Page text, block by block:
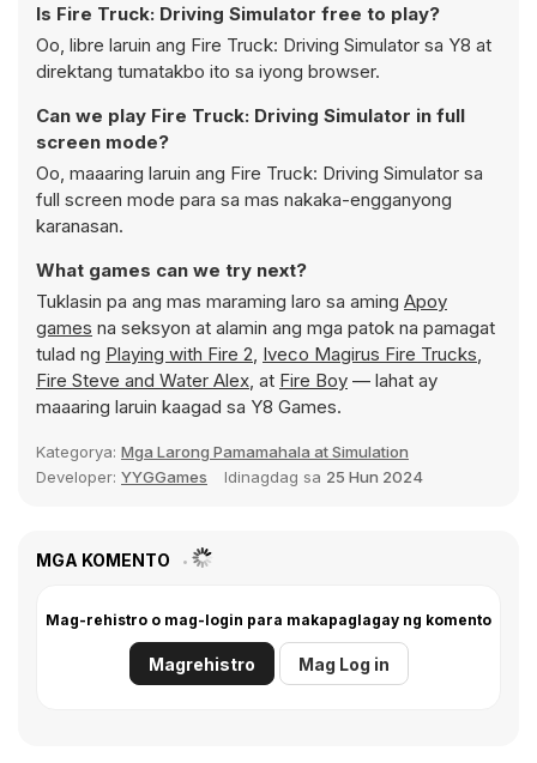
Is Fire Truck: Driving Simulator free to play?
Oo, libre laruin ang Fire Truck: Driving Simulator sa Y8 at
direktang tumatakbo ito sa iyong browser.
Can we play Fire Truck: Driving Simulator in full
screen mode?
Oo, maaaring laruin ang Fire Truck: Driving Simulator sa
full screen mode para sa mas nakaka-engganyong
karanasan.
What games can we try next?
Tuklasin pa ang mas maraming laro sa aming Apoy
games na seksyon at alamin ang mga patok na pamagat
tulad ng Playing with Fire 2, Iveco Magirus Fire Trucks,
Fire Steve and Water Alex, at Fire Boy — lahat ay
maaaring laruin kaagad sa Y8 Games.
Kategorya: Mga Larong Pamamahala at Simulation
Developer: YYGGames Idinagdag sa 25 Hun 2024
MGA KOMENTO
Mag-rehistro o mag-login para makapaglagay ng komento
Magrehistro Mag Log in